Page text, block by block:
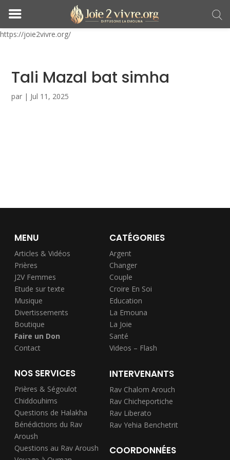
https://joie2vivre.org/
Tali Mazal bat simha
par | Jul 11, 2025
MENU
Articles & Vidéos
Prières
J2V Femmes
Etude sur texte
Musique
Divertissements
Boutique
Faire un Don
Contact
CATÉGORIES
Argent
Changer
Couple
Croire En Soi
Education
La Emouna
La Joie
Santé
Videos – Flash
NOS SERVICES
Prières & Ségoulot
Chiddouhims
Questions de Halakha
Bénédictions du Rav
Aroush
Questions au Rav Aroush
INTERVENANTS
Rav Chalom Arouch
Rav Chicheportiche
Rav Liberato
Rav Yehia Benchetrit
COORDONNÉES